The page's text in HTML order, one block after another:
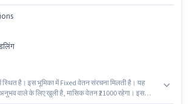
स्थित है। इस भूमिका में Fixed वेतन संरचना मिलती है। यह
वाले के लिए खुली है, मासिक वेतन ₹21000 रहेगा। इस